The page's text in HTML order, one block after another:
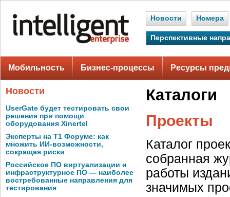
Новости Номера
Перспективные
Мобильность Бизнес-процессы Ресурсы
Новости
UserGate будет тестировать свои
решения при помощи
оборудования Xinertel
Эксперты на Т1 Форуме: как
множить ИИ-возможности,
сокращая риски
Российское ПО виртуализации и
инфраструктурное ПО — наиболее
востребованные направления для
тестирования
Каталоги
Проекты
Каталог
собранная
работы
значимых